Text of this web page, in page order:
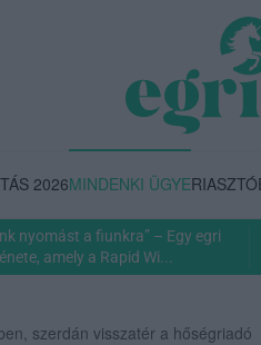
2026MINDENKI ÜGYERIASZTÓ
nyomást a fiunkra” – Egy egri
amely a Rapid Wi...
szerdán visszatér a hőségriadó